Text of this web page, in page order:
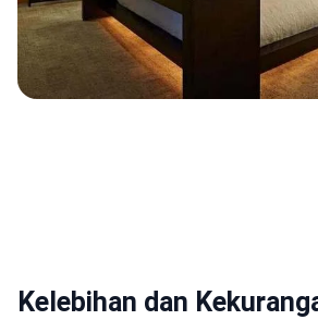
Kelebihan dan